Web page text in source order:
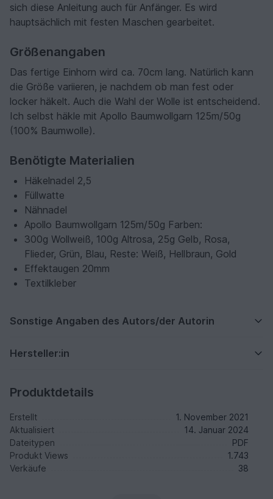
sich diese Anleitung auch für Anfänger. Es wird
hauptsächlich mit festen Maschen gearbeitet.
Größenangaben
Das fertige Einhorn wird ca. 70cm lang. Natürlich kann
die Größe variieren, je nachdem ob man fest oder
locker häkelt. Auch die Wahl der Wolle ist entscheidend.
Ich selbst häkle mit Apollo Baumwollgarn 125m/50g
(100% Baumwolle).
Benötigte Materialien
Häkelnadel 2,5
Füllwatte
Nähnadel
Apollo Baumwollgarn 125m/50g Farben:
300g Wollweiß, 100g Altrosa, 25g Gelb, Rosa,
Flieder, Grün, Blau, Reste: Weiß, Hellbraun, Gold
Effektaugen 20mm
Textilkleber
Sonstige Angaben des Autors/der Autorin
Hersteller:in
Produktdetails
Erstellt
1. November 2021
Aktualisiert
14. Januar 2024
Dateitypen
PDF
Produkt Views
1.743
Verkäufe
38